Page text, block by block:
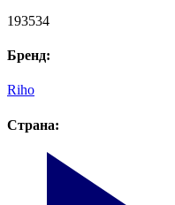
193534
Бренд:
Riho
Страна: